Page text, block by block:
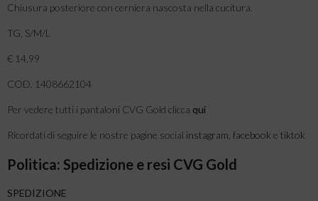
Chiusura posteriore con cerniera nascosta nella cucitura.
TG. S/M/L
€ 14,99
COD. 1408662104
Per vedere tutti i pantaloni CVG Gold clicca qui
Ricordati di seguire le nostre pagine social instagram facebook e tiktok
Politica: Spedizione e resi CVG Gold
SPEDIZIONE